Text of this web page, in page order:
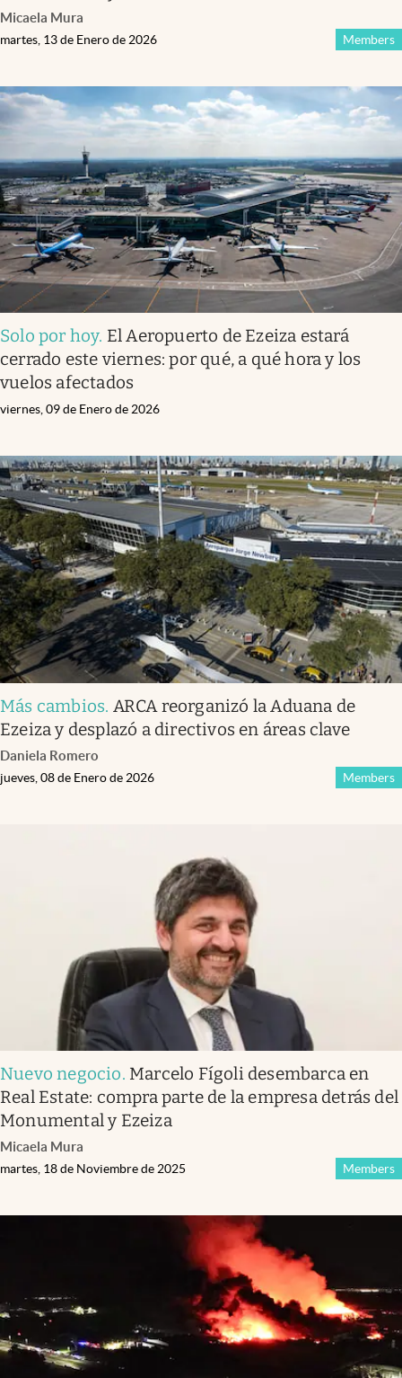
Micaela Mura
Members
martes, 13 de Enero de 2026
Solo por hoy. El Aeropuerto de Ezeiza estará
cerrado este viernes: por qué, a qué hora y los
vuelos afectados
viernes, 09 de Enero de 2026
Más cambios. ARCA reorganizó la Aduana de
Ezeiza y desplazó a directivos en áreas clave
Daniela Romero
Members
jueves, 08 de Enero de 2026
Nuevo negocio. Marcelo Fígoli desembarca en
Real Estate: compra parte de la empresa detrás del
Monumental y Ezeiza
Micaela Mura
Members
martes, 18 de Noviembre de 2025